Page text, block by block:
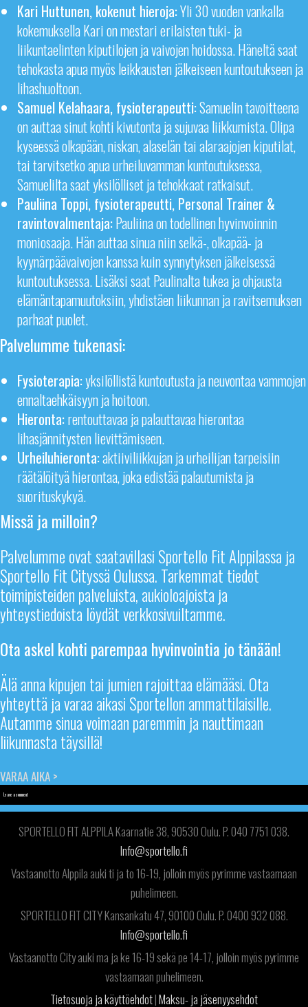
Kari Huttunen, kokenut hieroja:Yli 30 vuoden vankalla
kokemuksella Kari on mestari erilaisten tuki- ja
liikuntaelinten kiputilojen ja vaivojen hoidossa. Häneltä saat
tehokasta apua myös leikkausten jälkeiseen kuntoutukseen ja
lihashuoltoon.
Samuel Kelahaara, fysioterapeutti:Samuelin tavoitteena
on auttaa sinut kohti kivutonta ja sujuvaa liikkumista. Olipa
kyseessä olkapään, niskan, alaselän tai alaraajojen kiputilat,
tai tarvitsetko apua urheiluvamman kuntoutuksessa,
Samuelilta saat yksilölliset ja tehokkaat ratkaisut.
Pauliina Toppi, fysioterapeutti, Personal Trainer &
ravintovalmentaja:Pauliina on todellinen hyvinvoinnin
moniosaaja. Hän auttaa sinua niin selkä-, olkapää- ja
kyynärpäävaivojen kanssa kuin synnytyksen jälkeisessä
kuntoutuksessa. Lisäksi saat Paulinalta tukea ja ohjausta
elämäntapamuutoksiin, yhdistäen liikunnan ja ravitsemuksen
parhaat puolet.
Palvelumme tukenasi:
Fysioterapia:yksilöllistä kuntoutusta ja neuvontaa vammojen
ennaltaehkäisyyn ja hoitoon.
Hieronta:rentouttavaa ja palauttavaa hierontaa
lihasjännitysten lievittämiseen.
Urheiluhieronta:aktiiviliikkujan ja urheilijan tarpeisiin
räätälöityä hierontaa, joka edistää palautumista ja
suorituskykyä.
Missä ja milloin?
Palvelumme ovat saatavillasi Sportello Fit Alppilassa ja
Sportello Fit Cityssä Oulussa. Tarkemmat tiedot
toimipisteiden palveluista, aukioloajoista ja
yhteystiedoista löydät verkkosivuiltamme.
Ota askel kohti parempaa hyvinvointia jo tänään!
Älä anna kipujen tai jumien rajoittaa elämääsi. Ota
yhteyttä ja varaa aikasi Sportellon ammattilaisille.
Autamme sinua voimaan paremmin ja nauttimaan
liikunnasta täysillä!
VARAA AIKA >
Leave a comment
SPORTELLO FIT ALPPILA Kaarnatie 38, 90530 Oulu. P. 040 7751 038.
Info@sportello.fi
Vastaanotto Alppila auki ti ja to 16-19, jolloin myös pyrimme vastaamaan
puhelimeen.
SPORTELLO FIT CITY Kansankatu 47, 90100 Oulu. P. 0400 932 088.
Info@sportello.fi
Vastaanotto City auki ma ja ke 16-19 sekä pe 14-17, jolloin myös pyrimme
vastaamaan puhelimeen.
Tietosuoja ja käyttöehdot|Maksu- ja jäsenyysehdot